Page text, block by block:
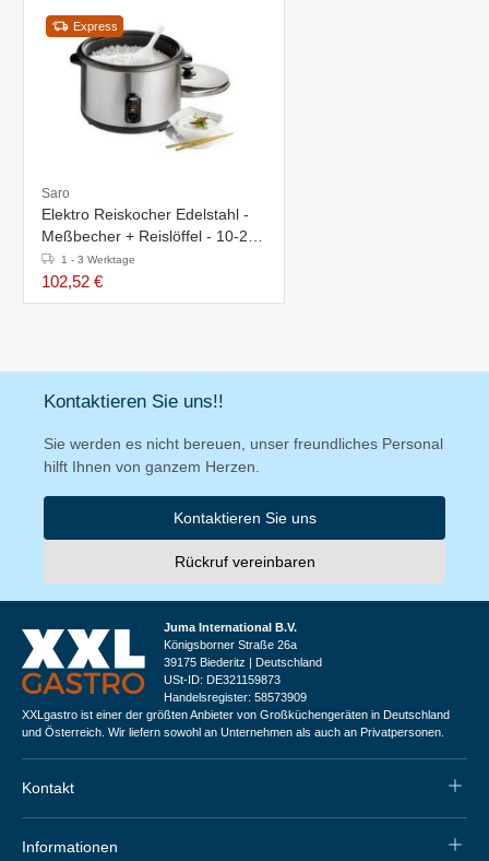
Express
Saro
Elektro Reiskocher Edelstahl -
Meßbecher + Reislöffel - 10-24
Personen - 4,2 Liter
1 - 3 Werktage
102,52 €
Kontaktieren Sie uns!!
Sie werden es nicht bereuen, unser freundliches Personal
hilft Ihnen von ganzem Herzen.
Kontaktieren Sie uns
Rückruf vereinbaren
Juma International B.V.
Königsborner Straße 26a
39175 Biederitz | Deutschland
USt-ID: DE321159873
Handelsregister: 58573909
XXLgastro ist einer der größten Anbieter von Großküchengeräten in Deutschland
und Österreich. Wir liefern sowohl an Unternehmen als auch an Privatpersonen.
Kontakt
Informationen